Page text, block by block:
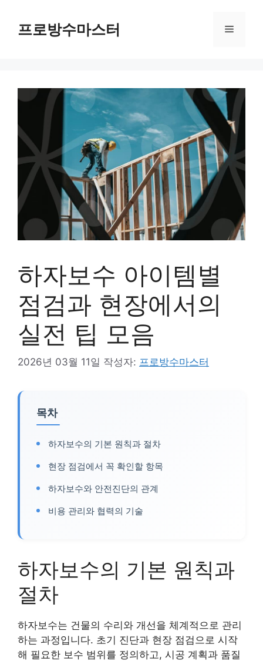
프로방수마스터 메
하자보수 아이템별
점검과 현장에서의
실전 팁 모음
2026년 03월 11일 작성자: 프로방수마스터
목차
하자보수의 기본 원칙과 절차
현장 점검에서 꼭 확인할 항목
하자보수와 안전진단의 관계
비용 관리와 협력의 기술
하자보수의 기본 원칙과
절차
하자보수는 건물의 수리와 개선을 체계적으로 관리
하는 과정입니다. 초기 진단과 현장 점검으로 시작
해 필요한 보수 범위를 정의하고, 시공 계획과 품질